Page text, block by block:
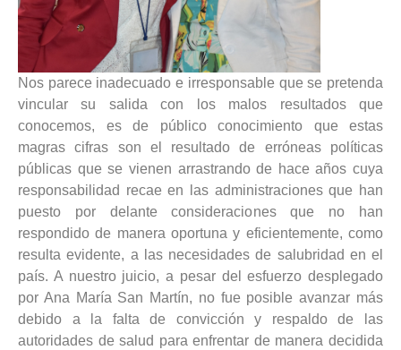
Nos parece inadecuado e irresponsable que se pretenda
vincular su salida con los malos resultados que
conocemos, es de público conocimiento que estas
magras cifras son el resultado de erróneas políticas
públicas que se vienen arrastrando de hace años cuya
responsabilidad recae en las administraciones que han
puesto por delante consideraciones que no han
respondido de manera oportuna y eficientemente, como
resulta evidente, a las necesidades de salubridad en el
país. A nuestro juicio, a pesar del esfuerzo desplegado
por Ana María San Martín, no fue posible avanzar más
debido a la falta de convicción y respaldo de las
autoridades de salud para enfrentar de manera decidida